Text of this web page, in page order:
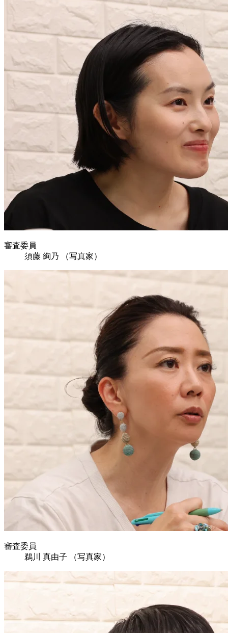
審査委員
須藤 絢乃
（写真家）
審査委員
鵜川 真由子
（写真家）